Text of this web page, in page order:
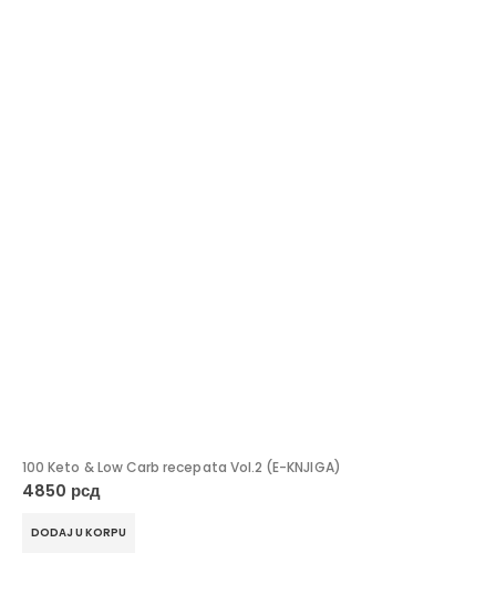
100 Keto & Low Carb recepata Vol.2 (E-KNJIGA)
4850 рсд
DODAJ U KORPU